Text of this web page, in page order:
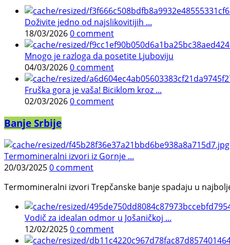
Doživite jedno od najslikovitijih ...
18/03/20260 comment
Mnogo je razloga da posetite Ljuboviju
04/03/20260 comment
Fruška gora je vaša! Biciklom kroz ...
02/03/20260 comment
Banje Srbije
Termomineralni izvori iz Gornje ...
20/03/20250 comment
Termomineralni izvori Trepčanske banje spadaju u
Vodič za idealan odmor u Jošaničkoj ...
12/02/20250 comment